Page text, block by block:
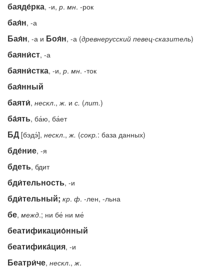
баяде́рка, -и, р. мн. -рок
бая́н, -а
Бая́н, -а и Боя́н, -а (древнерусский певец-сказитель)
баяни́ст, -а
баяни́стка, -и, р. мн. -ток
бая́нный
баяти́, нескл.,ж. и с. (лит.)
ба́ять, ба́ю, ба́ет
БД [бэдэ́], нескл.,ж. (сокр.: база данных)
бде́ние, -я
бдеть, бдит
бди́тельность, -и
бди́тельный; кр. ф. -лен, -льна
бе, межд.; ни бе́ ни ме́
беатификацио́нный
беатифика́ция, -и
Беатри́че, нескл.,ж.